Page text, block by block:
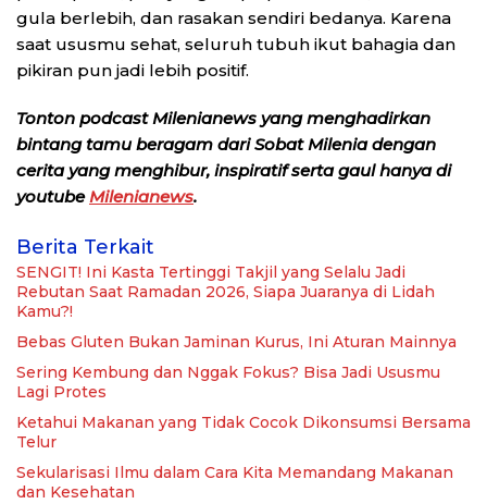
gula berlebih, dan rasakan sendiri bedanya. Karena
saat ususmu sehat, seluruh tubuh ikut bahagia dan
pikiran pun jadi lebih positif.
Tonton podcast Milenianews yang menghadirkan
bintang tamu beragam dari Sobat Milenia dengan
cerita yang menghibur, inspiratif serta gaul hanya di
youtubeMilenianews.
Berita Terkait
SENGIT! Ini Kasta Tertinggi Takjil yang Selalu Jadi
Rebutan Saat Ramadan 2026, Siapa Juaranya di Lidah
Kamu?!
Bebas Gluten Bukan Jaminan Kurus, Ini Aturan Mainnya
Sering Kembung dan Nggak Fokus? Bisa Jadi Ususmu
Lagi Protes
Ketahui Makanan yang Tidak Cocok Dikonsumsi Bersama
Telur
Sekularisasi Ilmu dalam Cara Kita Memandang Makanan
dan Kesehatan